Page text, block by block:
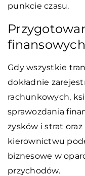
punkcie czasu.
finansowych
Gdy wszystkie
dokładnie
rachunkowych,
sprawozdania
zysków i strat
kierownictwu
biznesowe w
przychodów.